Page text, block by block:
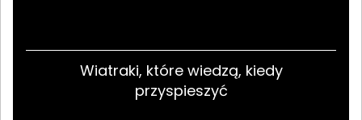
Wiatraki, które wiedzą, kiedy
przyspieszyć